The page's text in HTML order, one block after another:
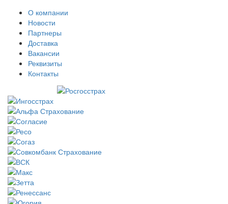
О компании
Новости
Партнеры
Доставка
Вакансии
Реквизиты
Контакты